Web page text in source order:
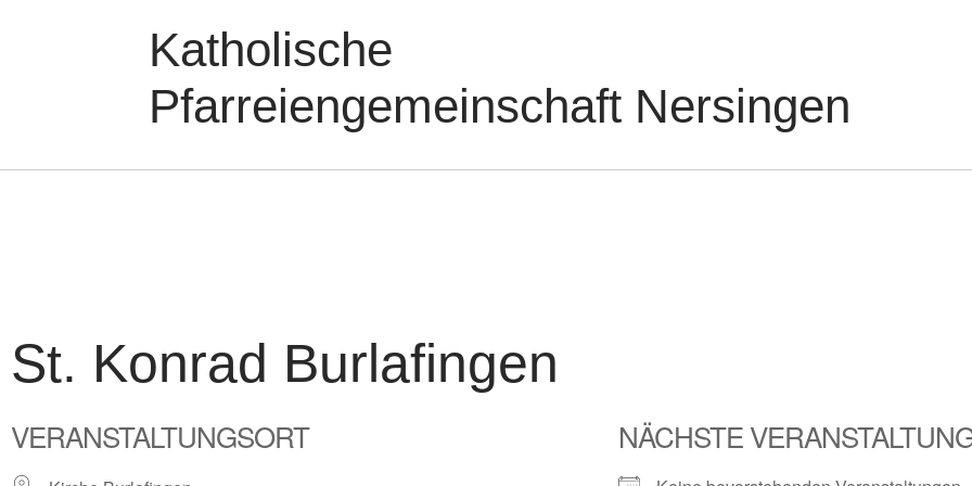
Katholische
Pfarreiengemeinschaft Nersingen
St. Konrad Burlafingen
VERANSTALTUNGSORT NÄCHSTE